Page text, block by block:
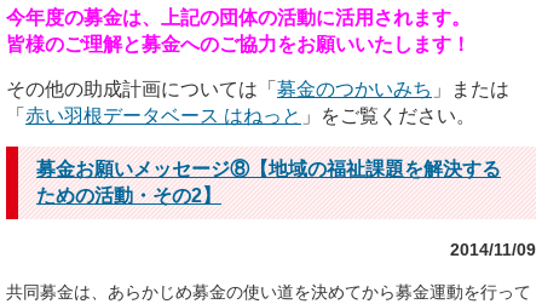
今年度の募金は、上記の団体の活動に活用されます。
皆様のご理解と募金へのご協力をお願いいたします！
その他の助成計画については「 募金のつかいみち 」または
「 赤い羽根データベース はねっと 」をご覧ください。
募金お願いメッセージ⑧【地域の福祉課題を解決する
ための活動・その2】
2014/11/09
共同募金は、あらかじめ募金の使い道を決めてから募金運動を行って